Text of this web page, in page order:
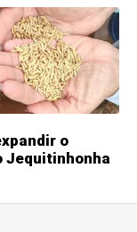
o
Jequitinhonha